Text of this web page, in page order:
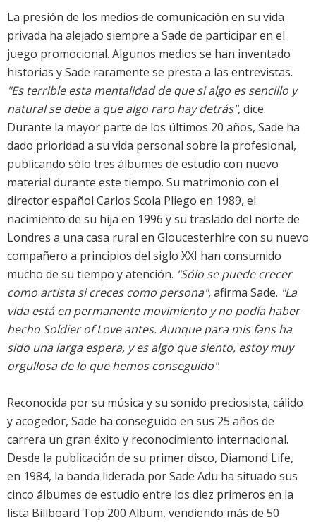
La presión de los medios de comunicación en su vida
privada ha alejado siempre a Sade de participar en el
juego promocional. Algunos medios se han inventado
historias y Sade raramente se presta a las entrevistas.
"Es terrible esta mentalidad de que si algo es sencillo y
natural se debe a que algo raro hay detrás", dice.
Durante la mayor parte de los últimos 20 años, Sade ha
dado prioridad a su vida personal sobre la profesional,
publicando sólo tres álbumes de estudio con nuevo
material durante este tiempo. Su matrimonio con el
director español Carlos Scola Pliego en 1989, el
nacimiento de su hija en 1996 y su traslado del norte de
Londres a una casa rural en Gloucesterhire con su nuevo
compañero a principios del siglo XXI han consumido
mucho de su tiempo y atención. "Sólo se puede crecer
como artista si creces como persona", afirma Sade. "La
vida está en permanente movimiento y no podía haber
hecho Soldier of Love antes. Aunque para mis fans ha
sido una larga espera, y es algo que siento, estoy muy
orgullosa de lo que hemos conseguido".
Reconocida por su música y su sonido preciosista, cálido
y acogedor, Sade ha conseguido en sus 25 años de
carrera un gran éxito y reconocimiento internacional.
Desde la publicación de su primer disco, Diamond Life,
en 1984, la banda liderada por Sade Adu ha situado sus
cinco álbumes de estudio entre los diez primeros en la
lista Billboard Top 200 Album, vendiendo más de 50